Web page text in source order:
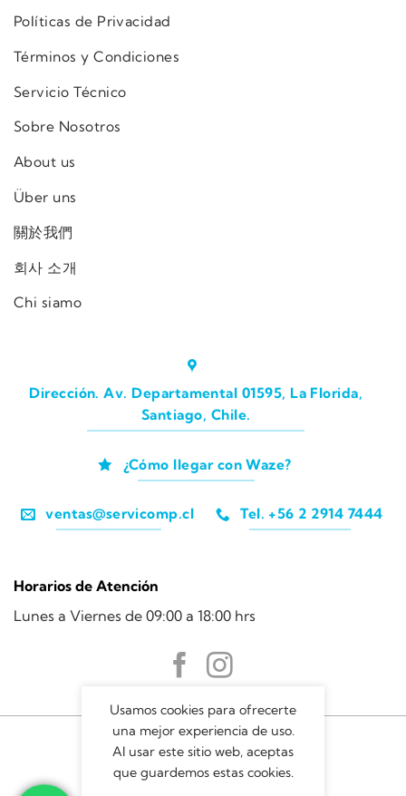
Políticas de Privacidad
Términos y Condiciones
Servicio Técnico
Sobre Nosotros
About us
Über uns
關於我們
회사 소개
Chi siamo
Dirección. Av. Departamental 01595, La Florida,
Santiago, Chile.
¿Cómo llegar con Waze?
ventas@servicomp.cl Tel. +56 2 2914 7444
Horarios de Atención
Lunes a Viernes de 09:00 a 18:00 hrs
Usamos cookies para ofrecerte
una mejor experiencia de uso.
Al usar este sitio web, aceptas
que guardemos estas cookies.